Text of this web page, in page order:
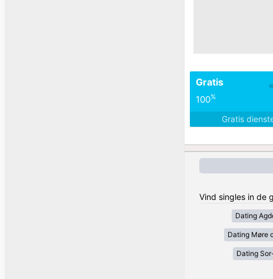
Gratis
100%
Gratis
Vind singles in de
Dating
Dating Møre
Dating